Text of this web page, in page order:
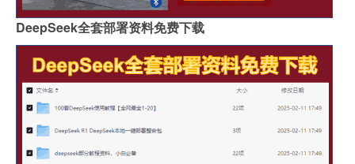
DeepSeek全套部署资料免费下载